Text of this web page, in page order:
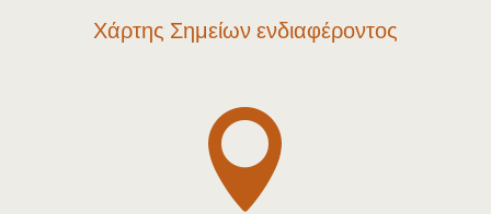
Χάρτης Σημείων ενδιαφέροντος
